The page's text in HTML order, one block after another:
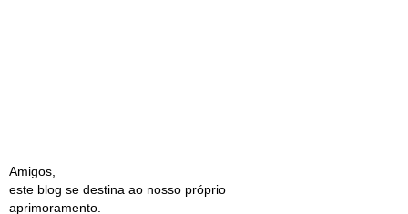
Amigos,
este blog se destina ao nosso próprio
aprimoramento.